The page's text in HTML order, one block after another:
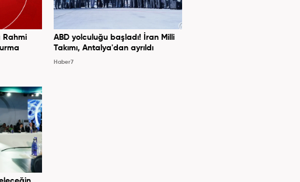
Rahmi
ABD yolculuğu başladı! İran Milli
Takımı, Antalya'dan ayrıldı
Haber7